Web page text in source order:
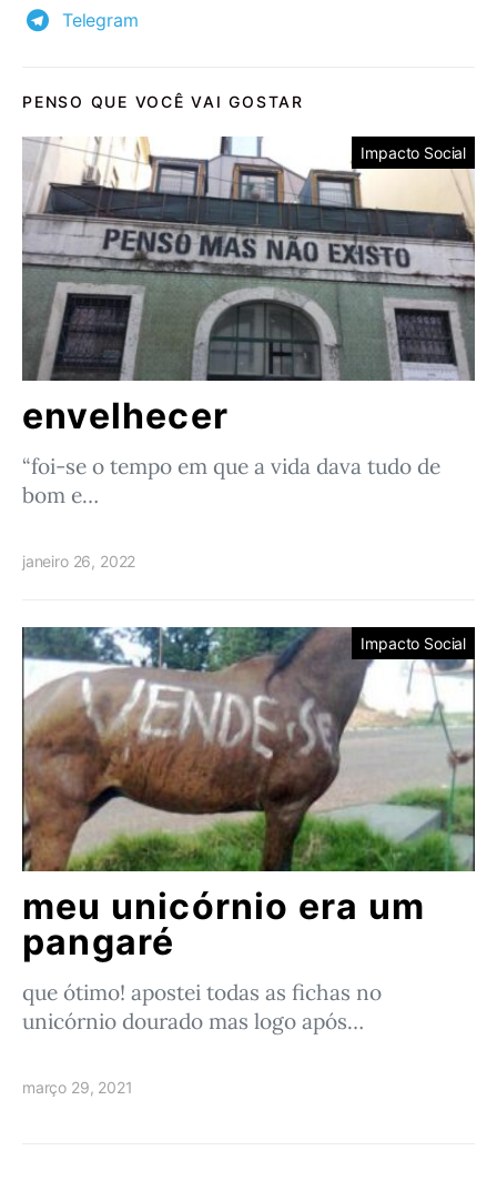
Telegram
PENSO QUE VOCÊ VAI GOSTAR
Impacto Social
envelhecer
“foi-se o tempo em que a vida dava tudo de
bom e…
janeiro 26, 2022
Impacto Social
meu unicórnio era um
pangaré
que ótimo! apostei todas as fichas no
unicórnio dourado mas logo após…
março 29, 2021